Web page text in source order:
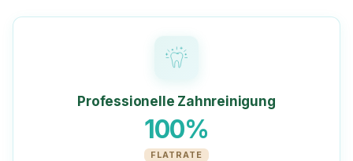
Professionelle Zahnreinigung
100%
FLATRATE